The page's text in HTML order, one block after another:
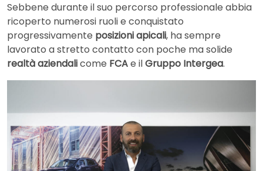
Sebbene durante il suo percorso professionale abbia
ricoperto numerosi ruoli e conquistato
progressivamente posizioni apicali, ha sempre
lavorato a stretto contatto con poche ma solide
realtà aziendalicome FCAe ilGruppo Intergea.